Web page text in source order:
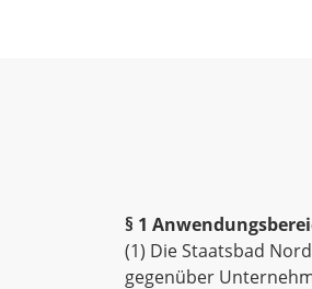
§ 1
(1) Die Staatsbad
gegenüber